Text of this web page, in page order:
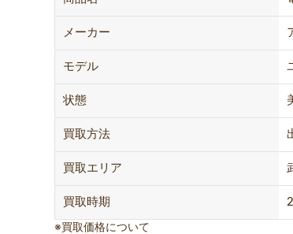
メーカー
モデル
状態
買取方法
買取エリア
買取時期
※買取価格について